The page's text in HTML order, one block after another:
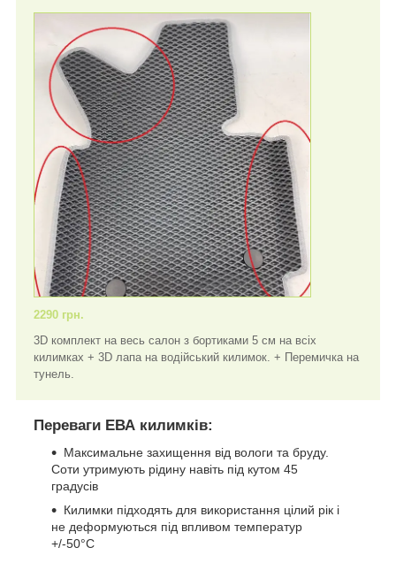
2290 грн.
3D комплект на весь салон з бортиками 5 см на всіх
килимках + 3D лапа на водійський килимок. + Перемичка на
тунель.
Переваги ЕВА килимків:
Максимальне захищення від вологи та бруду.
Соти утримують рідину навіть під кутом 45
градусів
Килимки підходять для використання цілий рік і
не деформуються під впливом температур
+/-50°C